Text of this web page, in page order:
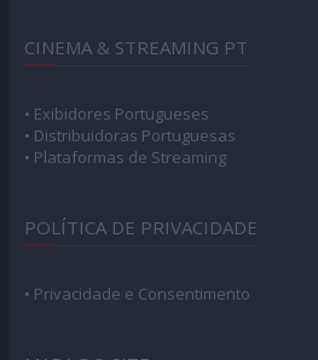
CINEMA & STREAMING PT
• Exibidores Portugueses
• Distribuidoras Portuguesas
• Plataformas de Streaming
POLÍTICA DE PRIVACIDADE
• Privacidade e Consentimento